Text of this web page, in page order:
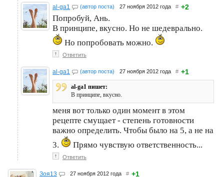
al-ga1 (автор поста) 27 ноября 2012 года # +2
Попробуй, Ань.
В принципе, вкусно. Но не шедеврально.
Но попробовать можно.
↑ Ответить
al-ga1 (автор поста) 27 ноября 2012 года # +1
al-ga1 пишет:
В принципе, вкусно.
меня вот только один момент в этом
рецепте смущает - степень готовности
важно определить. Чтобы было на 5, а не на
3.
Прямо чувствую ответственность...
↑ Ответить
Зоя13 27 ноября 2012 года # +1